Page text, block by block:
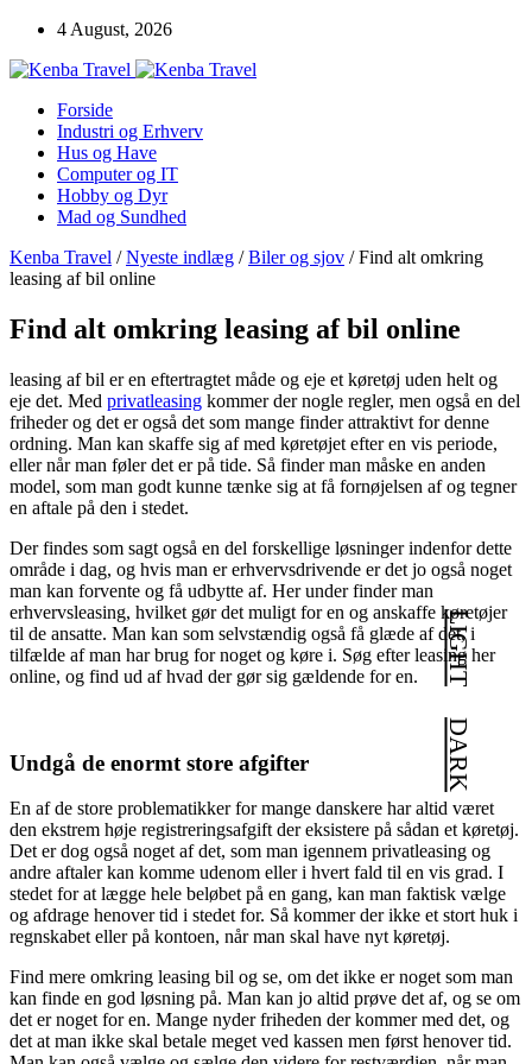
LIGHT
DARK
4 August, 2026
Forside
Industri og Erhverv
Hus og Have
Computer og IT
Hobby og Dyr
Mad og Sundhed
Kenba Travel /Nyeste indlæg /Biler og sjov /Find alt omkring
leasing af bil online
Find alt omkring leasing af bil online
leasing af bil er en eftertragtet måde og eje et køretøj uden helt og
eje det. Med privatleasing kommer der nogle regler, men også en del
friheder og det er også det som mange finder attraktivt for denne
ordning. Man kan skaffe sig af med køretøjet efter en vis periode,
eller når man føler det er på tide. Så finder man måske en anden
model, som man godt kunne tænke sig at få fornøjelsen af og tegner
en aftale på den i stedet.
Der findes som sagt også en del forskellige løsninger indenfor dette
område i dag, og hvis man er erhvervsdrivende er det jo også noget
man kan forvente og få udbytte af. Her under finder man
erhvervsleasing, hvilket gør det muligt for en og anskaffe køretøjer
til de ansatte. Man kan som selvstændig også få glæde af det, i
tilfælde af man har brug for noget og køre i. Søg efter leasing her
online, og find ud af hvad der gør sig gældende for en.
Undgå de enormt store afgifter
En af de store problematikker for mange danskere har altid været
den ekstrem høje registreringsafgift der eksistere på sådan et køretøj.
Det er dog også noget af det, som man igennem privatleasing og
andre aftaler kan komme udenom eller i hvert fald til en vis grad. I
stedet for at lægge hele beløbet på en gang, kan man faktisk vælge
og afdrage henover tid i stedet for. Så kommer der ikke et stort huk i
regnskabet eller på kontoen, når man skal have nyt køretøj.
Find mere omkring leasing bil og se, om det ikke er noget som man
kan finde en god løsning på. Man kan jo altid prøve det af, og se om
det er noget for en. Mange nyder friheden der kommer med det, og
det at man ikke skal betale meget ved kassen men først henover tid.